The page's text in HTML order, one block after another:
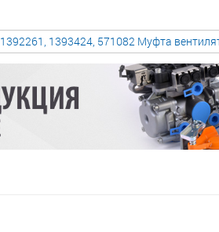
1393424, 571082 Муфта